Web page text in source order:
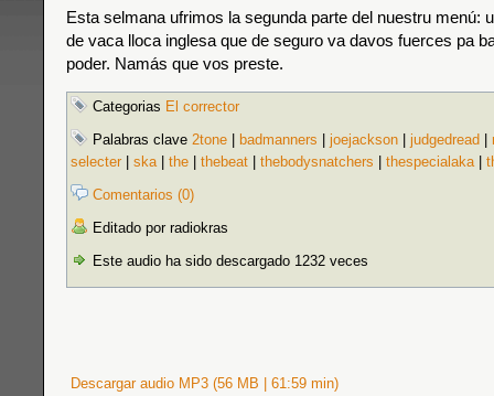
Esta selmana ufrimos la segunda parte del nuestru menú:
de vaca lloca inglesa que de seguro va davos fuerces pa
poder. Namás que vos preste.
Categorias El corrector
Palabras clave 2tone badmanners joejackson judgedread
selecter
ska| the thebeat thebodysnatchers thespecialaka|
Comentarios (0)
Editado por radiokras
Este audio ha sido descargado 1232 veces
Descargar audio MP3 (56 MB | 61:59 min)